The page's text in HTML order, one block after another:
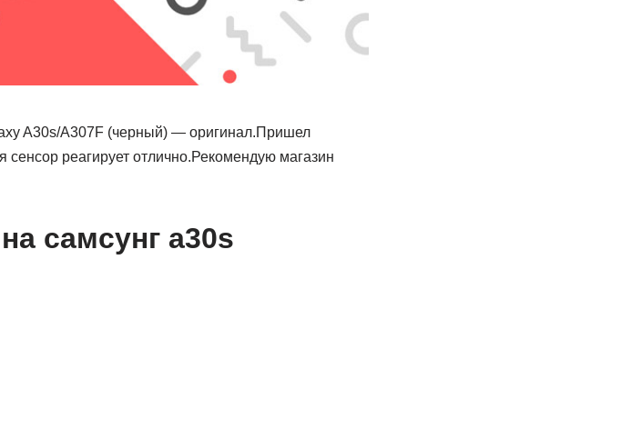
A30s/A307F (черный) — оригинал.Пришел
сенсор реагирует отлично.Рекомендую магазин
самсунг а30s